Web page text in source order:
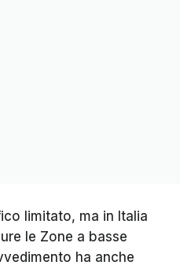
limitato, ma in Italia
le Zone a basse
ha anche